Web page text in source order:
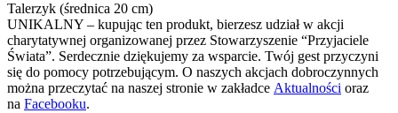
Talerzyk (średnica 20 cm)
UNIKALNY – kupując ten produkt, bierzesz udział w akcji
charytatywnej organizowanej przez Stowarzyszenie “Przyjaciele
Świata”. Serdecznie dziękujemy za wsparcie. Twój gest przyczyni
się do pomocy potrzebującym. O naszych akcjach dobroczynnych
można przeczytać na naszej stronie w zakładce Aktualności oraz
na Facebooku.